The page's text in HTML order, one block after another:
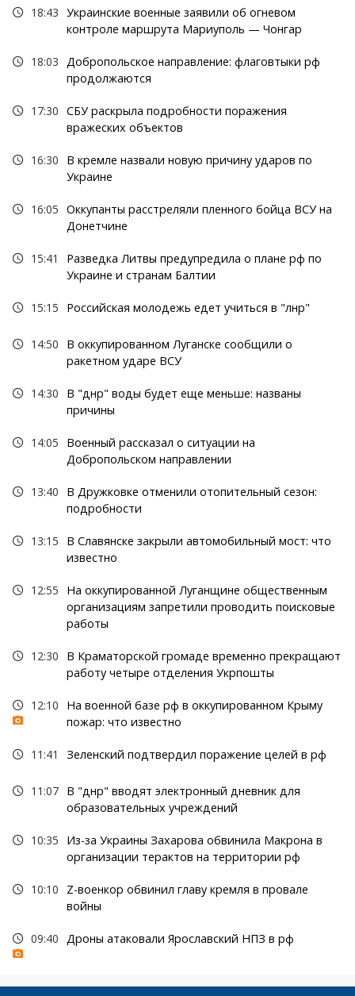
18:43 Украинские военные заявили об огневом
контроле маршрута Мариуполь — Чонгар
18:03
Добропольское направление: флаговтыки рф
продолжаются
17:30 СБУ раскрыла подробности поражения
вражеских объектов
16:30
В кремле назвали новую причину ударов по
Украине
16:05 Оккупанты расстреляли пленного бойца ВСУ на
Донетчине
15:41
Разведка Литвы предупредила о плане рф по
Украине и странам Балтии
15:15 Российская молодежь едет учиться в "лнр"
14:50
В оккупированном Луганске сообщили о
ракетном ударе ВСУ
14:30
В "днр" воды будет еще меньше: названы
причины
14:05
Военный рассказал о ситуации на
Добропольском направлении
13:40
В Дружковке отменили отопительный сезон:
подробности
13:15
В Славянске закрыли автомобильный мост: что
известно
12:55
На оккупированной Луганщине общественным
организациям запретили проводить поисковые
работы
12:30
В Краматорской громаде временно прекращают
работу четыре отделения Укрпошты
12:10
На военной базе рф в оккупированном Крыму
пожар: что известно
11:41 Зеленский подтвердил поражение целей в рф
11:07 В "днр" вводят электронный дневник для
образовательных учреждений
10:35
Из-за Украины Захарова обвинила Макрона в
организации терактов на территории рф
10:10
Z-военкор обвинил главу кремля в провале
войны
09:40 Дроны атаковали Ярославский НПЗ в рф